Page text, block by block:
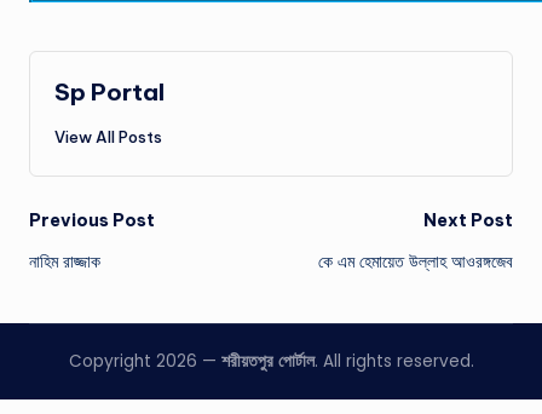
Sp Portal
View All Posts
Post
navigation
Previous Post
নাহিম রাজ্জাক
Next Post
কে এম হেমায়েত উল্লাহ আওরঙ্গজেব
Copyright 2026 — শরীয়তপুর পোর্টাল. All rights reserved.